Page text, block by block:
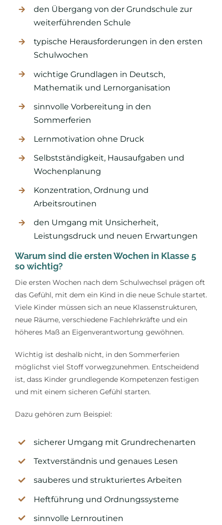
den Übergang von der Grundschule zur
weiterführenden Schule
typische Herausforderungen in den ersten
Schulwochen
wichtige Grundlagen in Deutsch,
Mathematik und Lernorganisation
sinnvolle Vorbereitung in den
Sommerferien
Lernmotivation ohne Druck
Selbstständigkeit, Hausaufgaben und
Wochenplanung
Konzentration, Ordnung und
Arbeitsroutinen
den Umgang mit Unsicherheit,
Leistungsdruck und neuen Erwartungen
Warum sind die ersten Wochen in Klasse 5
so wichtig?
Die ersten Wochen nach dem Schulwechsel prägen oft
das Gefühl, mit dem ein Kind in die neue Schule startet.
Viele Kinder müssen sich an neue Klassenstrukturen,
neue Räume, verschiedene Fachlehrkräfte und ein
höheres Maß an Eigenverantwortung gewöhnen.
Wichtig ist deshalb nicht, in den Sommerferien
möglichst viel Stoff vorwegzunehmen. Entscheidend
ist, dass Kinder grundlegende Kompetenzen festigen
und mit einem sicheren Gefühl starten.
Dazu gehören zum Beispiel:
sicherer Umgang mit Grundrechenarten
Textverständnis und genaues Lesen
sauberes und strukturiertes Arbeiten
Heftführung und Ordnungssysteme
sinnvolle Lernroutinen